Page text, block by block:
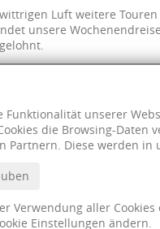
Luft weitere Touren
unsere
gekühlt und weniger
Funktionalität unserer
die Browsing-
Partnern. Diese werden
Verwendung aller
Einstellungen ändern.